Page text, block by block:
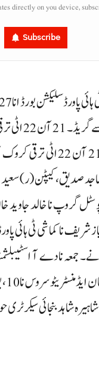
directly on you device,
Subscribe
گروپ نا 2 و
نادے آ جاری پریس ریلیز
صدیق، کیپٹن (ر) سعید
پوسٹل گروپ نا خالد
ءِ گریڈ۔ 22 اٹی ترقی تننگانے۔